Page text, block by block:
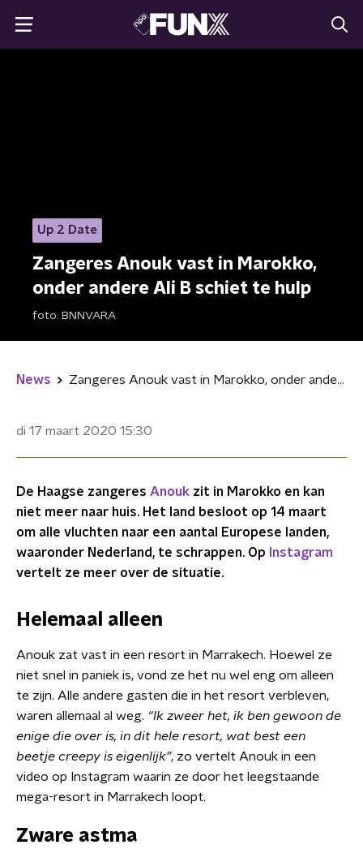
Up 2 Date
Zangeres Anouk vast in Marokko,
onder andere Ali B schiet te hulp
foto: BNNVARA
News Zangeres Anouk vast in Marokko, onder andere Ali B schiet te hulp
di 17 maart 2020 15:30
De Haagse zangeres Anouk zit in Marokko en kan
niet meer naar huis. Het land besloot op 14 maart
om alle vluchten naar een aantal Europese landen,
waaronder Nederland, te schrappen. Op
Instagram
vertelt ze meer over de situatie.
Helemaal alleen
Anouk zat vast in een resort in Marrakech. Hoewel ze
niet snel in paniek is, vond ze het nu wel eng om alleen
te zijn. Alle andere gasten die in het resort verbleven,
waren allemaal al weg. “Ik zweer het, ik ben gewoon de
enige die over is, in dit hele resort, wat best een
beetje creepy is eigenlijk”, zo vertelt Anouk in een
video op Instagram waarin ze door het leegstaande
mega-resort in Marrakech loopt.
Zware astma